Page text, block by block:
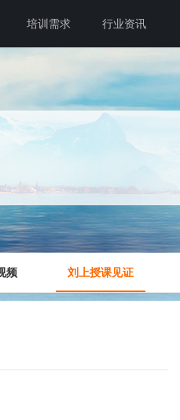
培训需求 行业资讯
频 刘上授课见证